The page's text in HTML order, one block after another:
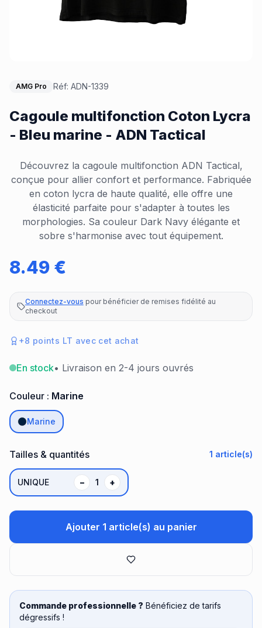
AMG Pro Réf: ADN-1339
Cagoule multifonction Coton Lycra
- Bleu marine - ADN Tactical
Découvrez la cagoule multifonction ADN Tactical,
conçue pour allier confort et performance. Fabriquée
en coton lycra de haute qualité, elle offre une
élasticité parfaite pour s'adapter à toutes les
morphologies. Sa couleur Dark Navy élégante et
sobre s'harmonise avec tout équipement.
8.49 €
Connectez-vous pour bénéficier de remises fidélité au
checkout
+8 points LT avec cet achat
En stock• Livraison en 2-4 jours ouvrés
Couleur : Marine
Marine
Tailles & quantités 1 article(s)
UNIQUE − 1 +
Ajouter 1 article(s) au panier
Commande professionnelle ? Bénéficiez de tarifs
dégressifs !